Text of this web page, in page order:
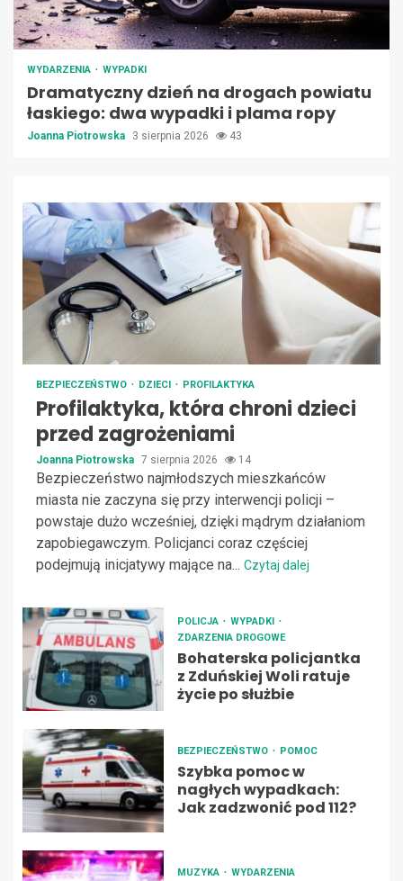
WYDARZENIA WYPADKI
Dramatyczny dzień na drogach powiatu
łaskiego: dwa wypadki i plama ropy
Joanna Piotrowska 3 sierpnia 2026 43
BEZPIECZEŃSTWO DZIECI PROFILAKTYKA
Profilaktyka, która chroni dzieci
przed zagrożeniami
Joanna Piotrowska 7 sierpnia 2026 14
Bezpieczeństwo najmłodszych mieszkańców
miasta nie zaczyna się przy interwencji policji –
powstaje dużo wcześniej, dzięki mądrym działaniom
zapobiegawczym. Policjanci coraz częściej
podejmują inicjatywy mające na... Czytaj dalej
POLICJA
WYPADKI
ZDARZENIA DROGOWE
Bohaterska policjantka
z Zduńskiej Woli ratuje
życie po służbie
BEZPIECZEŃSTWO POMOC
Szybka pomoc w
nagłych wypadkach:
Jak zadzwonić pod 112?
MUZYKA WYDARZENIA